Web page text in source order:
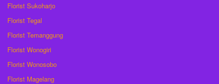
Florist Sukoharjo
Florist Tegal
Florist Temanggung
Florist Wonogiri
Florist Wonosobo
Florist Magelang